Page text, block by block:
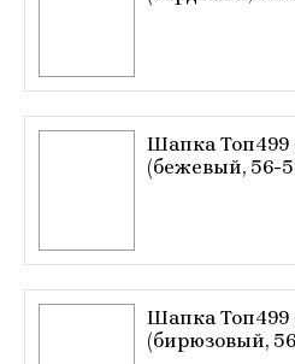
Шапка Топ499
(бежевый, 56-
Шапка Топ499
(бирюзовый,